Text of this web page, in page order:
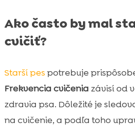
Ako často by mal
cvičiť?
Starší pes potrebuje
Frekvencia cvičenia závisí od
zdravia psa. Dôležité je
na cvičenie, a podľa toho